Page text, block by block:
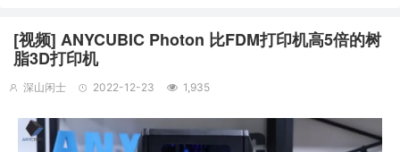
[视频] ANYCUBIC Photon 比FDM打印机高5倍的树
脂3D打印机
深山闲士 2022-12-23 1,935